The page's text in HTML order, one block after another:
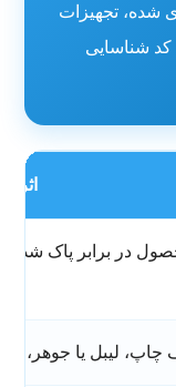
شده، تجهیزات
کد شناسایی
اثر
در برابر پاک
چاپ، لیبل یا جوهر،